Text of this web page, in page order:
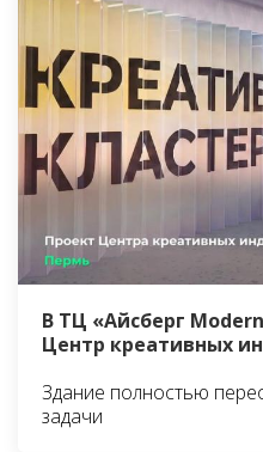
В ТЦ «Айсберг
Центр креативных
Здание полностью
задачи